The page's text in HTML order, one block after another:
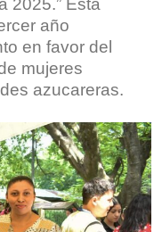
año
en favor del
mujeres
azucareras.